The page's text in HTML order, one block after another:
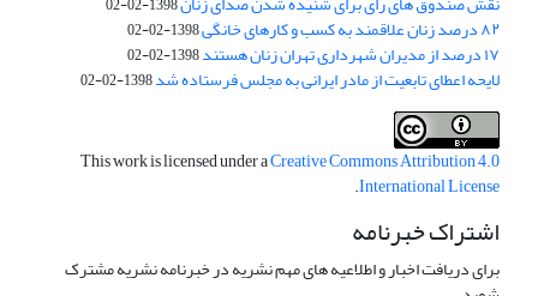
۸۲ درصد زنان علاقمند به کسب و کارهای خانگی 1398-02-02
۱۷ درصد از مدیران شهرداری تهران زنان هستند 1398-02-02
لایحه اعطای تابعیت از مادر ایرانی به مجلس فرستاده شد1398-02-02
This work is licensed under aCreative Commons Attribution 4.0
International License
.
اشتراک خبرنامه
برای دریافت اخبار و اطلاعیه های مهم نشریه در خبرنامه نشریه مشترک